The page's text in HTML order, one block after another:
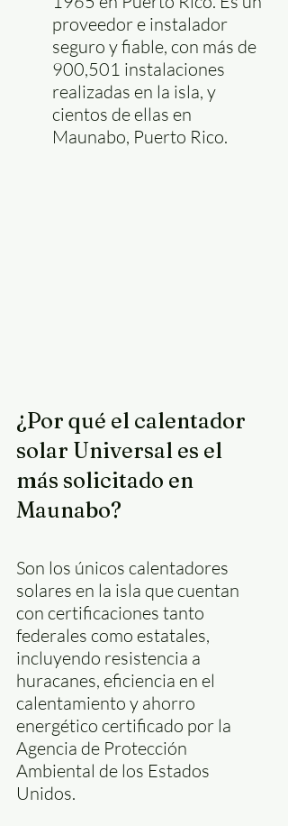
proveedor e instalador
seguro y fiable, con más de
900,501 instalaciones
realizadas en la isla, y
cientos de ellas en
Maunabo, Puerto Rico.
¿Por qué el calentador
solar Universal es el
más solicitado en
Maunabo?
Son los únicos calentadores
solares en la isla que cuentan
con certificaciones tanto
federales como estatales,
incluyendo resistencia a
huracanes, eficiencia en el
calentamiento y ahorro
energético certificado por la
Agencia de Protección
Ambiental de los Estados
Unidos.